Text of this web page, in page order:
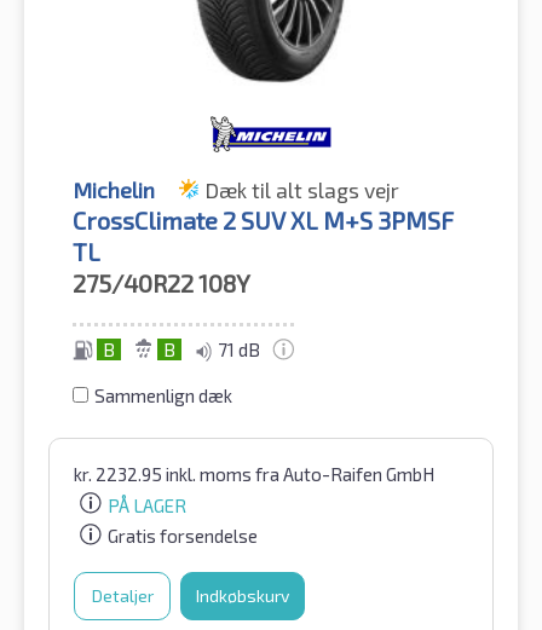
Michelin Dæk til alt slags vejr
CrossClimate 2 SUV XL M+S 3PMSF
TL
275/40R22108Y
B B 71 dB
Sammenlign dæk
kr. 2232.95 inkl. moms fra Auto-Raifen GmbH
PÅ LAGER
Gratis forsendelse
Detaljer Indkøbskurv